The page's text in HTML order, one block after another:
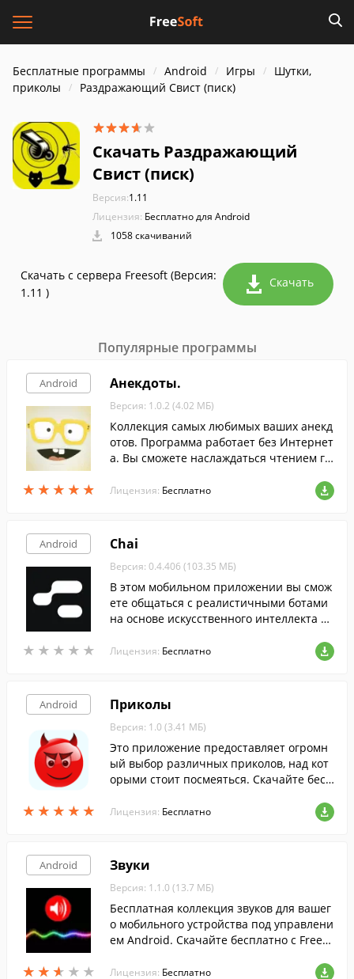
Бесплатные программы Android Игры
Шутки,
приколы
Pаздражающий Cвист (писк)
Скачать Pаздражающий
Cвист (писк)
Версия:1.11
Лицензия: Бесплатно для Android
1058 скачиваний
Скачать с сервера Freesoft (Версия:
1.11 )
Скачать
Популярные программы
Android
★ ★ ★ ★ ★
★ ★ ★ ★ ★
Анекдоты.
Версия: 1.0.2 (4.02 МБ)
Коллекция самых любимых ваших анекд
отов. Программа работает без Интернет
а. Вы сможете наслаждаться чтением гд
и в командировке.
Лицензия: Бесплатно
Android
★ ★ ★ ★ ★
★ ★ ★ ★ ★
Chai
Версия: 0.4.406 (103.35 МБ)
В этом мобильном приложении вы смож
ете общаться с реалистичными ботами
на основе искусственного интеллекта и
альных персонажей.
Лицензия: Бесплатно
Android
★ ★ ★ ★ ★
★ ★ ★ ★ ★
Приколы
Версия: 1.0 (3.41 МБ)
Это приложение предоставляет огромн
ый выбор различных приколов, над кот
орыми стоит посмеяться. Скачайте бесп
Лицензия: Бесплатно
Android
★ ★ ★ ★ ★
★ ★ ★ ★ ★
Звуки
Версия: 1.1.0 (13.7 МБ)
Бесплатная коллекция звуков для вашег
о мобильного устройства под управлени
ем Android. Скачайте бесплатно с FreeS
Лицензия: Бесплатно